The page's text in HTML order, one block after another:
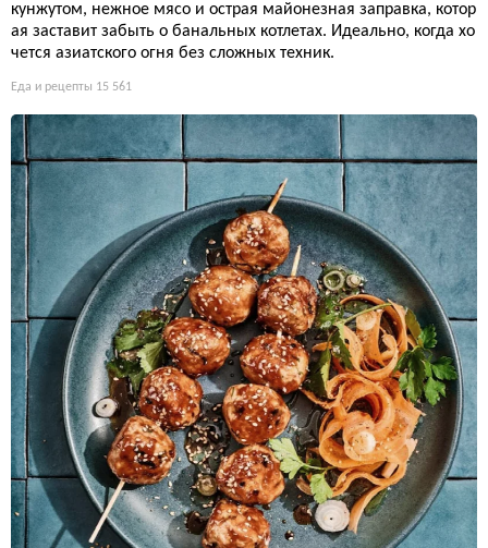
кунжутом, нежное мясо и острая майонезная заправка, котор
ая заставит забыть о банальных котлетах. Идеально, когда хо
чется азиатского огня без сложных техник.
Еда и рецепты 15 561